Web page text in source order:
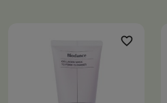
wodą ananasową 107 800 ppm,
kwasu hialuronowego wygładza
favorite_border